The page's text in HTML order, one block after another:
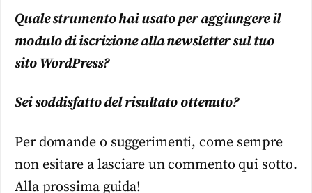
Quale strumento hai usato per aggiungere il
modulo di iscrizione alla newsletter sul tuo
sito WordPress?
Sei soddisfatto del risultato ottenuto?
Per domande o suggerimenti, come sempre
non esitare a lasciare un commento qui sotto.
Alla prossima guida!